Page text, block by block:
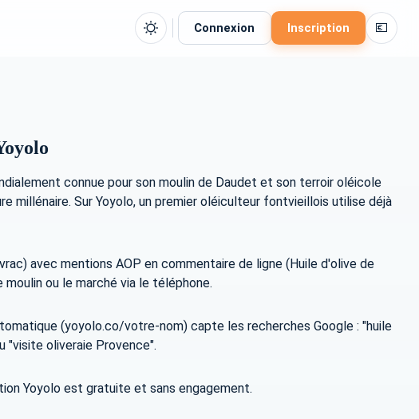
Connexion Inscription 💶
connue pour son moulin de Daudet et son terroir oléicole
millénaire. Sur Yoyolo, un premier oléiculteur fontvieillois utilise déjà
avec mentions AOP en commentaire de ligne (Huile d'olive de
ou le marché via le téléphone.
(yoyolo.co/votre-nom) capte les recherches Google : "huile
"visite oliveraie Provence".
Yoyolo est gratuite et sans engagement.